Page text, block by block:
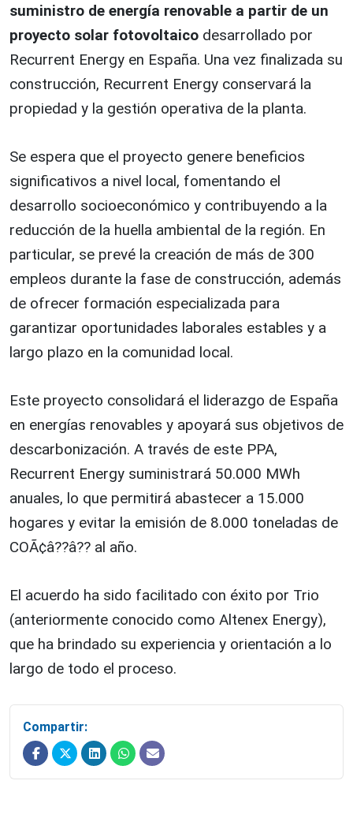
suministro de energía renovable a partir de un
proyecto solar fotovoltaico desarrollado por
Recurrent Energy en España. Una vez finalizada su
construcción, Recurrent Energy conservará la
propiedad y la gestión operativa de la planta.
Se espera que el proyecto genere beneficios
significativos a nivel local, fomentando el
desarrollo socioeconómico y contribuyendo a la
reducción de la huella ambiental de la región. En
particular, se prevé la creación de más de 300
empleos durante la fase de construcción, además
de ofrecer formación especializada para
garantizar oportunidades laborales estables y a
largo plazo en la comunidad local.
Este proyecto consolidará el liderazgo de España
en energías renovables y apoyará sus objetivos de
descarbonización. A través de este PPA,
Recurrent Energy suministrará 50.000 MWh
anuales, lo que permitirá abastecer a 15.000
hogares y evitar la emisión de 8.000 toneladas de
COÃ¢â??â?? al año.
El acuerdo ha sido facilitado con éxito por Trio
(anteriormente conocido como Altenex Energy),
que ha brindado su experiencia y orientación a lo
largo de todo el proceso.
Compartir: